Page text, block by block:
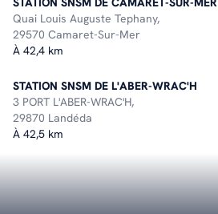
STATION SNSM DE CAMARET-SUR-MER
Quai Louis Auguste Tephany,
29570 Camaret-Sur-Mer
À 42,4 km
STATION SNSM DE L'ABER-WRAC'H
3 PORT L'ABER-WRAC'H,
29870 Landéda
À 42,5 km